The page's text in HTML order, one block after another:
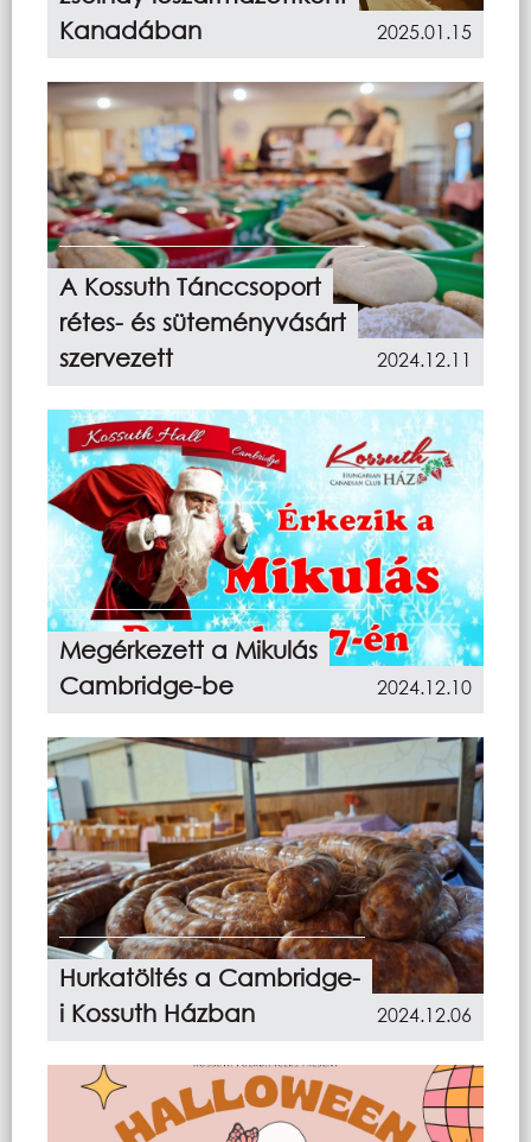
Kanadában
2025.01.15
A Kossuth Tánccsoport
rétes- és süteményvásárt
szervezett
2024.12.11
Megérkezett a Mikulás
Cambridge-be
2024.12.10
Hurkatöltés a Cambridge-
i Kossuth Házban
2024.12.06